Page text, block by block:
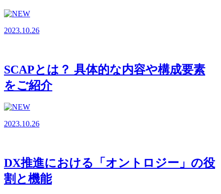
2023.10.26
SCAPとは？ 具体的な内容や構成要素
をご紹介
2023.10.26
DX推進における「オントロジー」の役
割と機能